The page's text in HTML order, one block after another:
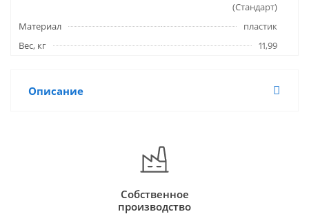
(Стандарт)
Материал
пластик
Вес, кг
11,99
Описание
Собственное
производство